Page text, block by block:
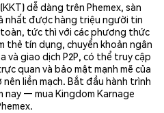
dễ dàng trên Phemex, sàn
nhất được hàng triệu người tin
tức thì với các phương thức
thẻ tín dụng, chuyển khoản ngân
và giao dịch P2P, có thể truy cập
quan và bảo mật mạnh mẽ của
nên liền mạch. Bắt đầu hành trình
nay — mua Kingdom Karnage